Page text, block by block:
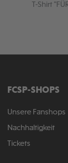
T-Shirt
FCSP-SHOPS
Unsere Fanshops
Nachhaltigkeit
Tickets